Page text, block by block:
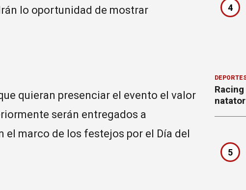
lo oportunidad de mostrar
quieran presenciar el evento el valor
serán entregados a
marco de los festejos por el Día del
4
5